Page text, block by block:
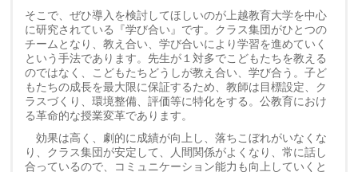
そこで、ぜひ導入を検討してほしいのが上越教育大学を中心
に研究されている『学び合い』です。クラス集団がひとつの
チームとなり、教え合い、学び合いにより学習を進めていく
という手法であります。先生が１対多でこどもたちを教える
のではなく、こどもたちどうしが教え合い、学び合う。子ど
もたちの成長を最大限に保証するため、教師は目標設定、ク
ラスづくり、環境整備、評価等に特化をする。公教育におけ
る革命的な授業変革であります。
効果は高く、劇的に成績が向上し、落ちこぼれがいなくな
り、クラス集団が安定して、人間関係がよくなり、常に話し
合っているので、コミュニケーション能力も向上していくと